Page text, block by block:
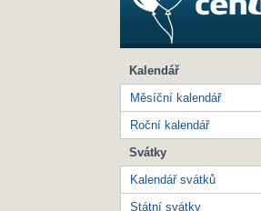
Kalendář
Měsíční kalendář
Roční kalendář
Svátky
Kalendář svátků
Státní svátky